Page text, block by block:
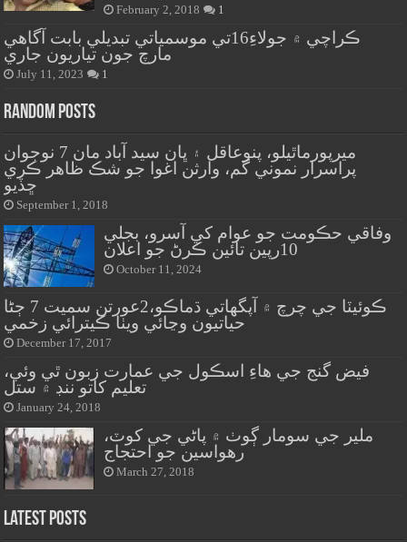
February 2, 2018 1
ڪراچي ۾ جولاءِ16تي موسمياتي تبديلي بابت آگاهي
مارچ جون تياريون جاري
July 11, 2023 1
Random Posts
ميرپورماٿيلو، پنوعاقل ۽ ڀان سيد آباد مان 7 نوجوان
پراسرار نموني گم، وارثن اغوا جو شڪ ظاهر ڪري
ڇڏيو
September 1, 2018
وفاقي حڪومت جو عوام کي آسرو، بجلي
10رپين تائين ڪرڻ جو اعلان
October 11, 2024
ڪوئيٽا جي چرچ ۾ آپگهاتي ڌماڪو،2عورتن سميت 7 ڄڻا
حياتيون وڃائي ويٺا ڪيترائي زخمي
December 17, 2017
فيض گنج جي هاءِ اسڪول جي عمارت زبون ٿي وئي،
تعليم کاتو ننڊ ۾ ستل
January 24, 2018
ملير جي سومار ڳوٺ ۾ پاڻي جي کوٽ،
رهواسين جو احتجاج
March 27, 2018
Latest Posts